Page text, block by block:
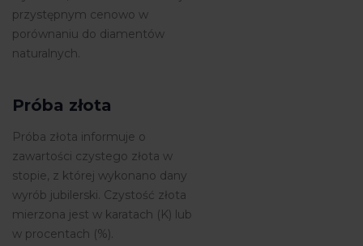
przystępnym cenowo w
porównaniu do diamentów
naturalnych.
Próba złota
Próba złota informuje o
zawartości czystego złota w
stopie, z której wykonano dany
wyrób jubilerski. Czystość złota
mierzona jest w karatach (K) lub
w procentach (%).